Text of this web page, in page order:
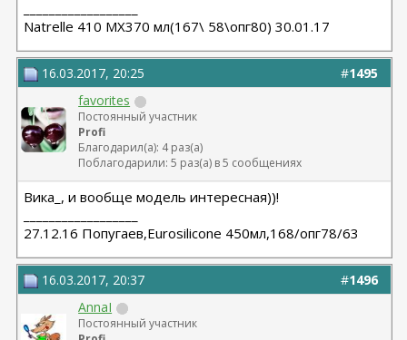
Natrelle 410 MX370 мл(167\ 58\опг80) 30.01.17
#1495
16.03.2017, 20:25
favorites
Постоянный участник
Profi
Благодарил(а): 4 раз(а)
Поблагодарили: 5 раз(а) в 5 сообщениях
Вика_, и вообще модель интересная))!
27.12.16 Попугаев,Eurosilicone 450мл,168/опг78/63
#1496
16.03.2017, 20:37
AnnaI
Постоянный участник